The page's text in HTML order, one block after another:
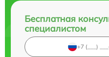
Бесплатная
специалистом